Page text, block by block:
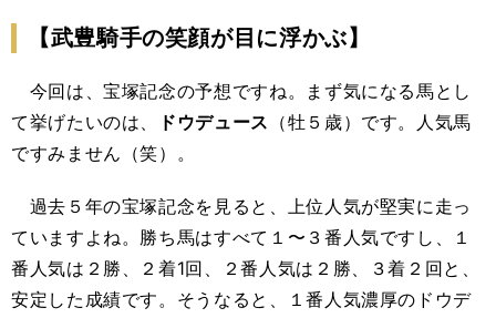
【武豊騎手の笑顔が目に浮かぶ】
今回は、宝塚記念の予想ですね。まず気になる馬とし
て挙げたいのは、
ドウデュース （牡５歳）です。人気馬
ですみません（笑）。
過去５年の宝塚記念を見ると、上位人気が堅実に走っ
ていますよね。勝ち馬はすべて１〜３番人気ですし、１
番人気は２勝、２着1回、２番人気は２勝、３着２回と、
安定した成績です。そうなると、１番人気濃厚のドウデ